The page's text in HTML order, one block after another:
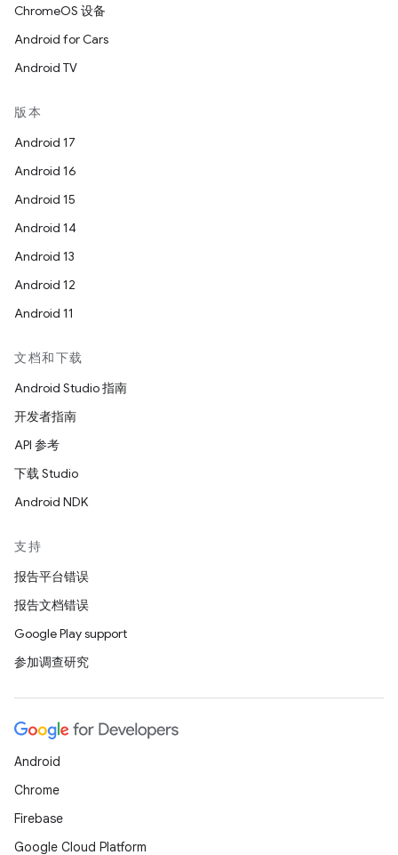
ChromeOS 设备
Android for Cars
Android TV
版本
Android 17
Android 16
Android 15
Android 14
Android 13
Android 12
Android 11
文档和下载
Android Studio 指南
开发者指南
API 参考
下载 Studio
Android NDK
支持
报告平台错误
报告文档错误
Google Play support
参加调查研究
Android
Chrome
Firebase
Google Cloud Platform